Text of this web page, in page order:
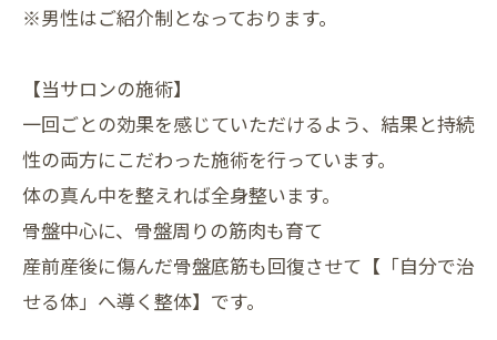
※男性はご紹介制となっております。
【当サロンの施術】
一回ごとの効果を感じていただけるよう、結果と持続
性の両方にこだわった施術を行っています。
体の真ん中を整えれば全身整います。
骨盤中心に、骨盤周りの筋肉も育て
産前産後に傷んだ骨盤底筋も回復させて【「自分で治
せる体」へ導く整体】です。